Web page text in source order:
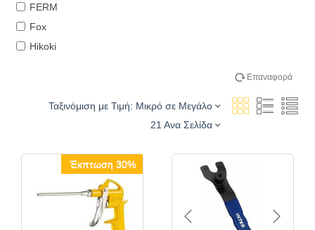
FERM
Fox
Hikoki
Maestro
Milwaukee
Επαναφορά
Ταξινόμιση με Τιμή: Μικρό σε Μεγάλο
21 Ανα Σελίδα
Έκπτωση 30%